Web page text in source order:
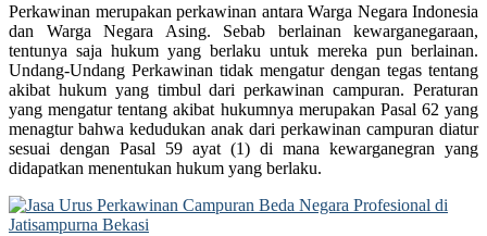
Perkawinan merupakan perkawinan antara Warga Negara Indonesia
dan Warga Negara Asing. Sebab berlainan kewarganegaraan,
tentunya saja hukum yang berlaku untuk mereka pun berlainan.
Undang-Undang Perkawinan tidak mengatur dengan tegas tentang
akibat hukum yang timbul dari perkawinan campuran. Peraturan
yang mengatur tentang akibat hukumnya merupakan Pasal 62 yang
menagtur bahwa kedudukan anak dari perkawinan campuran diatur
sesuai dengan Pasal 59 ayat (1) di mana kewarganegran yang
didapatkan menentukan hukum yang berlaku.